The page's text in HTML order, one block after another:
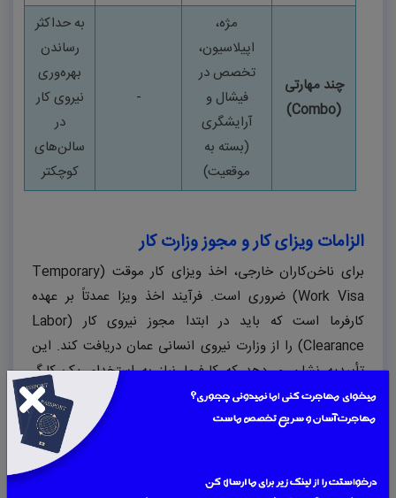
چند مهارتی
(
Combo
)
مژه،
اپیلاسیون،
تخصص در
فیشال و
آرایشگری
(بسته به
موقعیت)
-
به حداکثر
رساندن
بهره‌وری
نیروی کار
در
سالن‌های
کوچکتر
الزامات ویزای کار و مجوز وزارت کار
برای ناخن‌کاران خارجی، اخذ ویزای کار موقت (Temporary
Work Visa) ضروری است. فرآیند اخذ ویزا عمدتاً بر عهده
کارفرما است که باید در ابتدا مجوز نیروی کار (Labor
Clearance) را از وزارت نیروی انسانی عمان دریافت کند. این
تأییدیه نشان می‌دهد که کارفرما نیاز به استخدام یک کارگر
خارجی برای آن موقعیت شغلی دارد.
مدارک ضروری که کارجو باید برای فرآیند ویزا ارائه دهد، شامل